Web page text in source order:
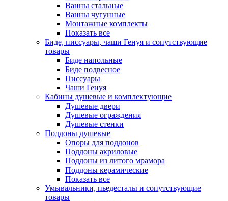
Ванны стальные
Ванны чугунные
Монтажные комплекты
Показать все
Биде, писсуары, чаши Генуя и сопутствующие
товары
Биде напольные
Биде подвесное
Писсуары
Чаши Генуя
Кабины душевые и комплектующие
Душевые двери
Душевые ограждения
Душевые стенки
Поддоны душевые
Опоры для поддонов
Поддоны акриловые
Поддоны из литого мрамора
Поддоны керамические
Показать все
Умывальники, пьедесталы и сопутствующие
товары